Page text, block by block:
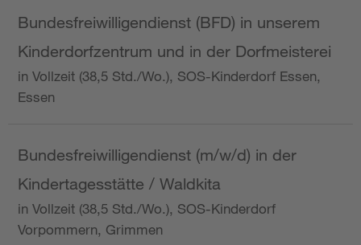
Bundesfreiwilligendienst (BFD) in unserem
Kinderdorfzentrum und in der Dorfmeisterei
in Vollzeit (38,5 Std./Wo.), SOS-Kinderdorf Essen,
Essen
Bundesfreiwilligendienst (m/w/d) in der
Kindertagesstätte / Waldkita
in Vollzeit (38,5 Std./Wo.), SOS-Kinderdorf
Vorpommern, Grimmen